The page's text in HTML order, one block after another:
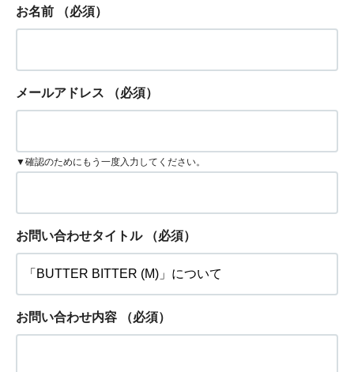
お名前 （必須）
メールアドレス （必須）
▼確認のためにもう一度入力してください。
お問い合わせタイトル （必須）
お問い合わせ内容 （必須）